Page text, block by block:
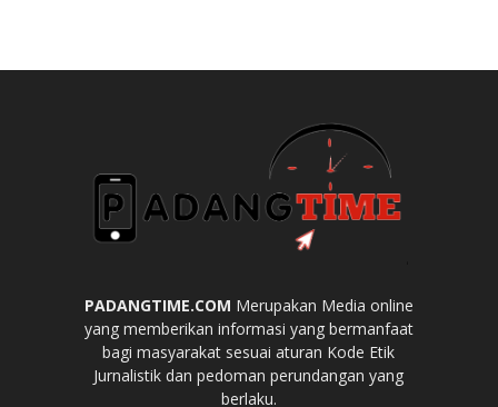
PADANGTIME.COM Merupakan Media online
yang memberikan informasi yang bermanfaat
bagi masyarakat sesuai aturan Kode Etik
Jurnalistik dan pedoman perundangan yang
berlaku.